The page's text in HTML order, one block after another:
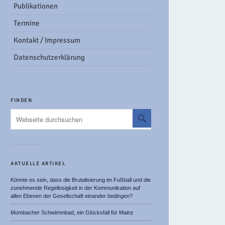
Publikationen
Termine
Kontakt / Impressum
Datenschutzerklärung
FINDEN
AKTUELLE ARTIKEL
Könnte es sein, dass die Brutalisierung im Fußball und die
zunehmende Regellosigkeit in der Kommunikation auf
allen Ebenen der Gesellschaft einander bedingen?
Mombacher Schwimmbad, ein Glücksfall für Mainz